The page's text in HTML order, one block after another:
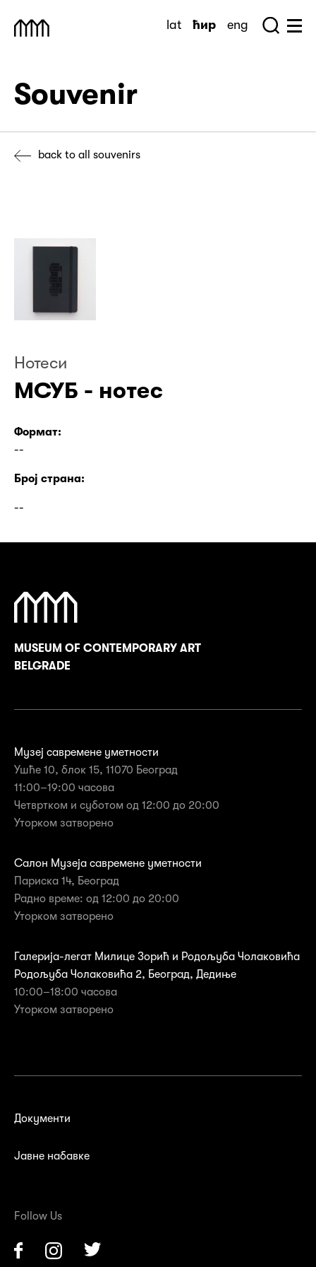
Muzej Savremene Umetnosti
lat ћир eng
Souvenir
back to all souvenirs
Нотеси
МСУБ - нотес
Формат:
--
Број страна:
--
MUSEUM OF CONTEMPORARY ART
BELGRADE
Музеј савремене уметности
Ушће 10, блок 15, 11070 Београд
11:00–19:00 часова
Четвртком и суботом од 12:00 до 20:00
Уторком затворенo
Салон Музеја савремене уметности
Париска 14, Београд
Радно време: од 12:00 до 20:00
Уторком затворено
Галерија-легат Милице Зорић и Родољуба Чолаковића
Родољуба Чолаковића 2, Београд, Дедиње
10:00–18:00 часова
Уторком затворенo
Документи
Јавне набавке
Follow Us
Facebook Instagram